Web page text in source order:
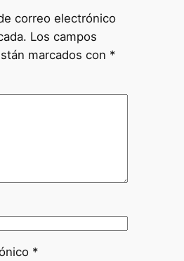
correo electrónico
Los campos
marcados con *
*